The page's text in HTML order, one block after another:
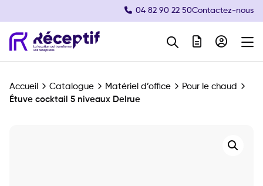
04 82 90 22 50Contactez-nous
Navigation principale
Accueil Catalogue Matériel d’office
Pour le chaud
Étuve cocktail 5 niveaux Delrue